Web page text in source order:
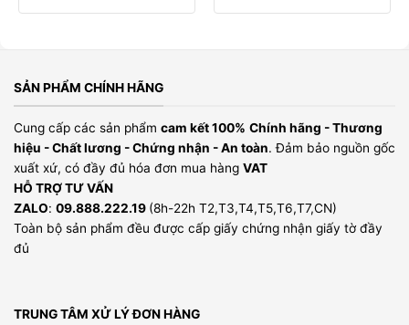
SẢN PHẨM CHÍNH HÃNG
Cung cấp các sản phẩm cam kết 100% Chính hãng - Thương
hiệu - Chất lương - Chứng nhận - An toàn. Đảm bảo nguồn gốc
xuất xứ, có đầy đủ hóa đơn mua hàng VAT
HỖ TRỢ TƯ VẤN
ZALO: 09.888.222.19 (8h-22h T2,T3,T4,T5,T6,T7,CN)
Toàn bộ sản phẩm đều được cấp giấy chứng nhận giấy tờ đầy
đủ
TRUNG TÂM XỬ LÝ ĐƠN HÀNG